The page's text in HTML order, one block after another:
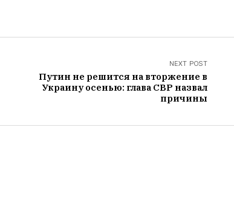
NEXT POST
Путин не решится на вторжение в
Украину осенью: глава СВР назвал
причины